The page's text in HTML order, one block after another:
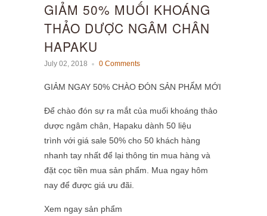
GIẢM 50% MUỐI KHOÁNG
THẢO DƯỢC NGÂM CHÂN
HAPAKU
July 02, 2018 0 Comments
GIẢM NGAY 50% CHÀO ĐÓN SẢN PHẨM MỚI
Để chào đón sự ra mắt của muối khoáng thảo
dược ngâm chân, Hapaku dành 50 liệu
trình với giá sale 50% cho 50 khách hàng
nhanh tay nhất để lại thông tin mua hàng và
đặt cọc tiền mua sản phẩm. Mua ngay hôm
nay để được giá ưu đãi.
Xem ngay sản phẩm